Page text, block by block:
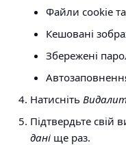
Файли cookie та
Кешовані
Збережені
Натисніть
Підтвердьте свій
дані ще раз.